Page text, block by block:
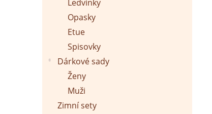
Ledvinky
Opasky
Etue
Spisovky
Dárkové sady
Ženy
Muži
Zimní sety